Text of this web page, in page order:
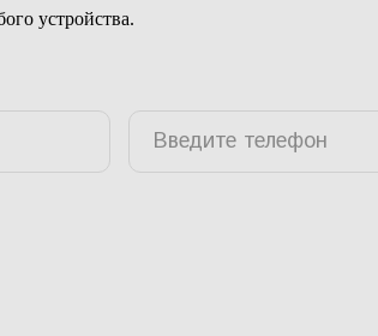
устройства.